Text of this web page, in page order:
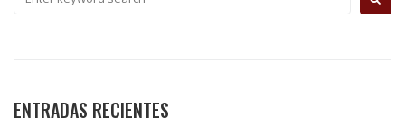
ENTRADAS RECIENTES